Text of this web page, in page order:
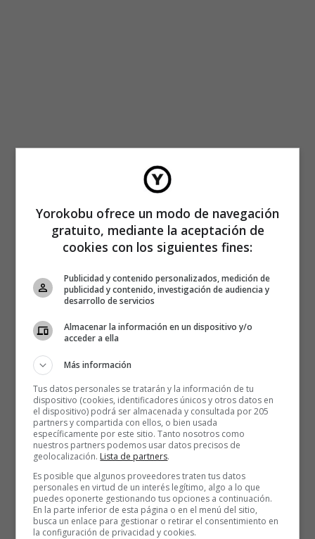
Yorokobu ofrece un modo de navegación
gratuito, mediante la aceptación de
cookies con los siguientes fines:
Publicidad y contenido personalizados, medición de
publicidad y contenido, investigación de audiencia y
desarrollo de servicios
Almacenar la información en un dispositivo y/o
acceder a ella
Más información
Tus datos personales se tratarán y la información de tu
dispositivo (cookies, identificadores únicos y otros datos en
el dispositivo) podrá ser almacenada y consultada por 205
partners y compartida con ellos, o bien usada
específicamente por este sitio. Tanto nosotros como
nuestros partners podemos usar datos precisos de
geolocalización. Lista de partners.
Es posible que algunos proveedores traten tus datos
personales en virtud de un interés legítimo, algo a lo que
puedes oponerte gestionando tus opciones a continuación.
En la parte inferior de esta página o en el menú del sitio,
busca un enlace para gestionar o retirar el consentimiento en
la configuración de privacidad y cookies.